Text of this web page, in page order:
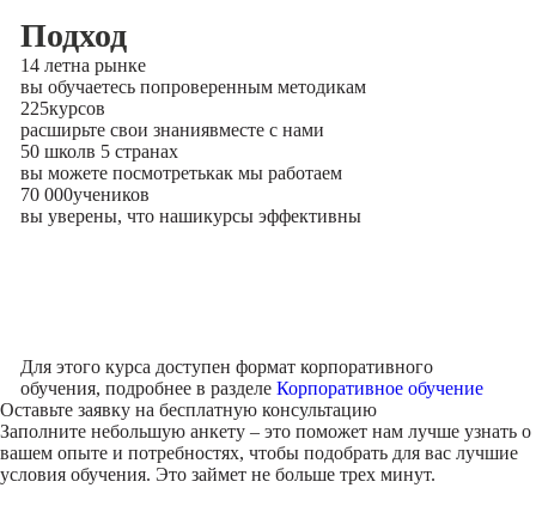
Подход
14 летна рынке
вы обучаетесь попроверенным методикам
225курсов
расширьте свои знаниявместе с нами
50 школв 5 странах
вы можете посмотретькак мы работаем
70 000учеников
вы уверены, что нашикурсы эффективны
Для этого курса доступен формат корпоративного
обучения, подробнее в разделе Корпоративное обучение
Оставьте заявку на бесплатную консультацию
Заполните небольшую анкету – это поможет нам лучше узнать о
вашем опыте и потребностях, чтобы подобрать для вас лучшие
условия обучения. Это займет не больше трех минут.